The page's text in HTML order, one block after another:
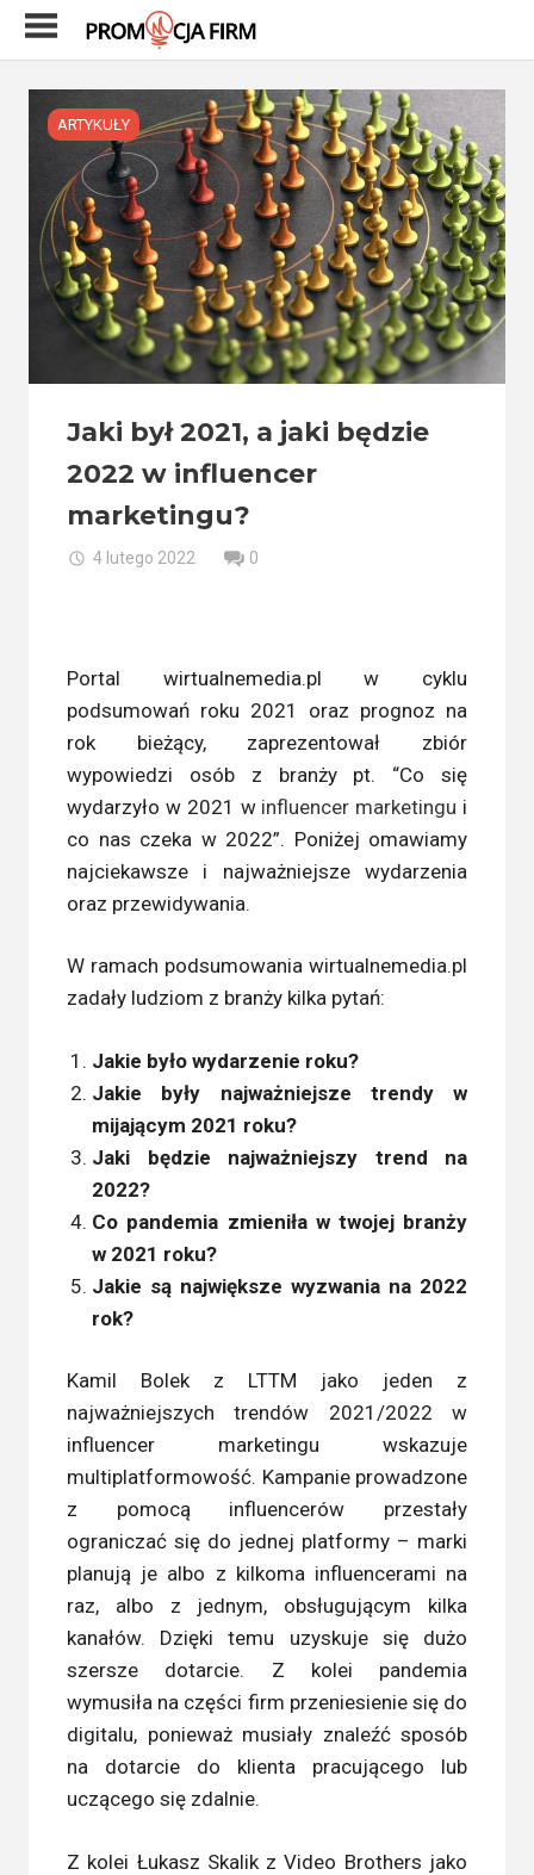
Skip
ARTYKUŁY
Jaki był 2021, a jaki będzie
2022 w influencer
marketingu?
4 lutego 2022 0
Portal wirtualnemedia.pl w cyklu
podsumowań roku 2021 oraz prognoz na
rok bieżący, zaprezentował zbiór
wypowiedzi osób z branży pt. “Co się
wydarzyło w 2021 w influencer marketingu i
co nas czeka w 2022”. Poniżej omawiamy
najciekawsze i najważniejsze wydarzenia
oraz przewidywania.
W ramach podsumowania wirtualnemedia.pl
zadały ludziom z branży kilka pytań:
Jakie było wydarzenie roku?
Jakie były najważniejsze trendy w
mijającym 2021 roku?
Jaki będzie najważniejszy trend na
2022?
Co pandemia zmieniła w twojej branży
w 2021 roku?
Jakie są największe wyzwania na 2022
rok?
Kamil Bolek z LTTM jako jeden z
najważniejszych trendów 2021/2022 w
influencer marketingu wskazuje
multiplatformowość. Kampanie prowadzone
z pomocą influencerów przestały
ograniczać się do jednej platformy – marki
planują je albo z kilkoma influencerami na
raz, albo z jednym, obsługującym kilka
kanałów. Dzięki temu uzyskuje się dużo
szersze dotarcie. Z kolei pandemia
wymusiła na części firm przeniesienie się do
digitalu, ponieważ musiały znaleźć sposób
na dotarcie do klienta pracującego lub
uczącego się zdalnie.
Z kolei Łukasz Skalik z Video Brothers jako